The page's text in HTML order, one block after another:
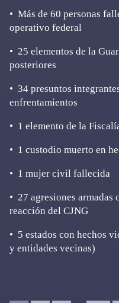
•⁠ ⁠Más de 60 personas
operativo federal
•⁠ ⁠25 elementos de la
posteriores
•⁠ ⁠34 presuntos
enfrentamientos
•⁠ ⁠1 elemento de la
•⁠ ⁠1 custodio muerto en
•⁠ ⁠1 mujer civil fallecida
•⁠ ⁠27 agresiones armadas
reacción del CJNG
•⁠ ⁠5 estados con hechos
y entidades vecinas)